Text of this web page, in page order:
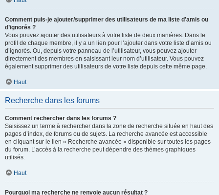
Comment puis-je ajouter/supprimer des utilisateurs de ma liste d’amis ou
d’ignorés ?
Vous pouvez ajouter des utilisateurs à votre liste de deux manières. Dans le
profil de chaque membre, il y a un lien pour l’ajouter dans votre liste d’amis ou
d’ignorés. Ou, depuis votre panneau de l’utilisateur, vous pouvez ajouter
directement des membres en saisissant leur nom d’utilisateur. Vous pouvez
également supprimer des utilisateurs de votre liste depuis cette même page.
Haut
Recherche dans les forums
Comment rechercher dans les forums ?
Saisissez un terme à rechercher dans la zone de recherche située en haut des
pages d’index, de forums ou de sujets. La recherche avancée est accessible
en cliquant sur le lien « Recherche avancée » disponible sur toutes les pages
du forum. L’accès à la recherche peut dépendre des thèmes graphiques
utilisés.
Haut
Pourquoi ma recherche ne renvoie aucun résultat ?